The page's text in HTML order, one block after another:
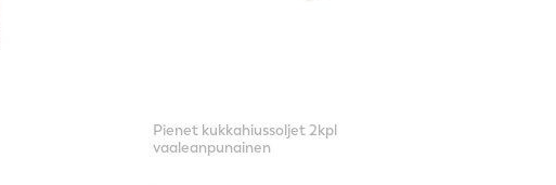
Pienet kukkahiussoljet 2kpl
vaaleanpunainen